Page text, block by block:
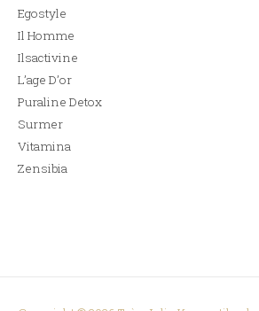
Egostyle
Il Homme
Ilsactivine
L’age D’or
Puraline Detox
Surmer
Vitamina
Zensibia